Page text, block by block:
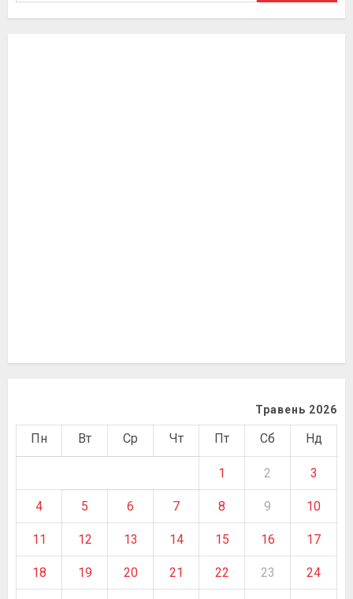
Травень 2026
Пн Вт Ср Чт Пт Сб Нд
1 2 3
4 5 6 7 8 9 10
11 12 13 14 15 16 17
18 19 20 21 22 23 24